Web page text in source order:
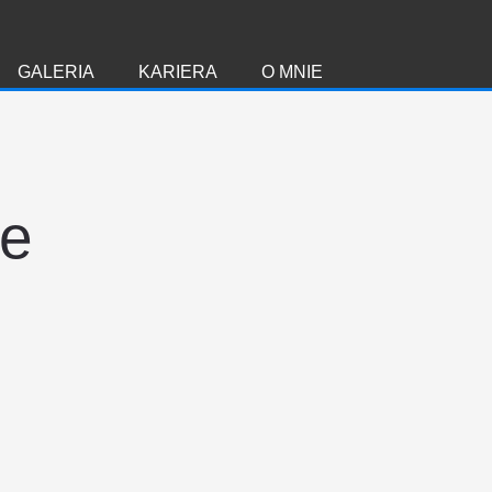
O MNIE
KARIERA
GALERIA